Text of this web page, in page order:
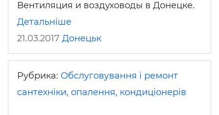
Вентиляция и воздуховоды в Донецке.
Детальніше
21.03.2017 Донецьк
Рубрика: Обслуговування і ремонт
сантехніки, опалення, кондиціонерів